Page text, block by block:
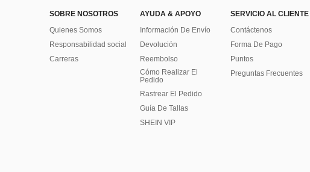
SOBRE NOSOTROS
Quienes Somos
Responsabilidad social
Carreras
AYUDA & APOYO
Información De Envío
Devolución
Reembolso
Cómo Realizar El
Pedido
Rastrear El Pedido
Guía De Tallas
SHEIN VIP
SERVICIO AL CLIENTE
Contáctenos
Forma De Pago
Puntos
Preguntas Frecuentes